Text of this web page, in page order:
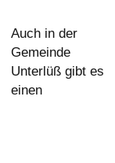
Auch in der
Gemeinde
Unterlüß gibt es
einen